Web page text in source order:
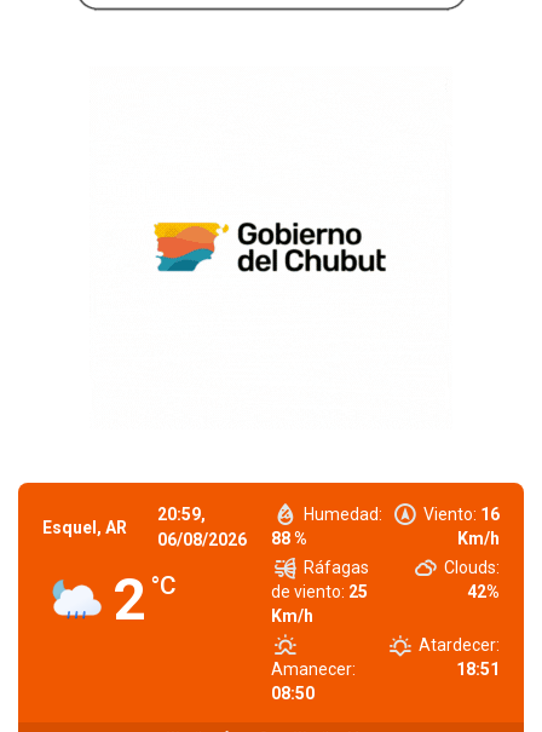
Esquel, AR
20:59,
06/08/2026
2 °C
Humedad:
88 %
Viento: 16
Km/h
Ráfagas
de viento: 25
Km/h
Clouds:
42%
Amanecer:
08:50
Atardecer:
18:51